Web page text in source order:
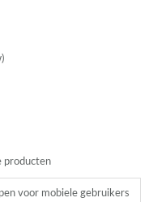
)
producten
voor mobiele gebruikers